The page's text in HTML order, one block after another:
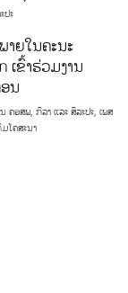
ປະ
າຍໃນຄະນະ
ເຂົ້າຮ່ວມງານ
ນ
ຄອສພ ,ກິລາ ແລະ ສິລະປະ ,ເພສ
ໂຄສະນາ